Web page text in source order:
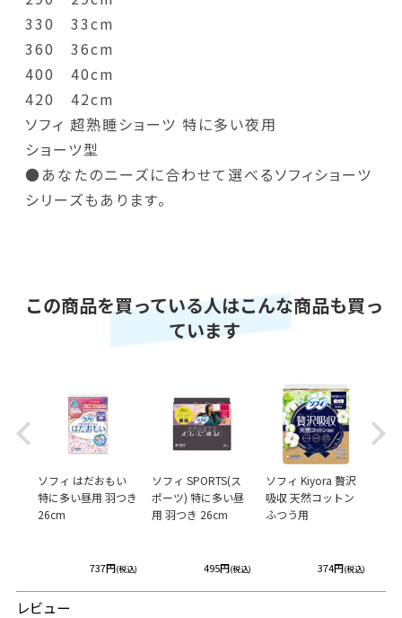
330 33cm
360 36cm
400 40cm
420 42cm
ソフィ 超熟睡ショーツ 特に多い夜用
ショーツ型
●あなたのニーズに合わせて選べるソフィショーツ
シリーズもあります。
この商品を買っている人はこんな商品も買っ
ています
Previous
ソフィ はだおもい
特に多い昼用 羽つき
26cm
737円(税込)
ソフィ SPORTS(ス
ポーツ) 特に多い昼
用 羽つき 26cm
495円(税込)
ソフィ Kiyora 贅沢
吸収 天然コットン
ふつう用
374円(税込)
Next
レビュー